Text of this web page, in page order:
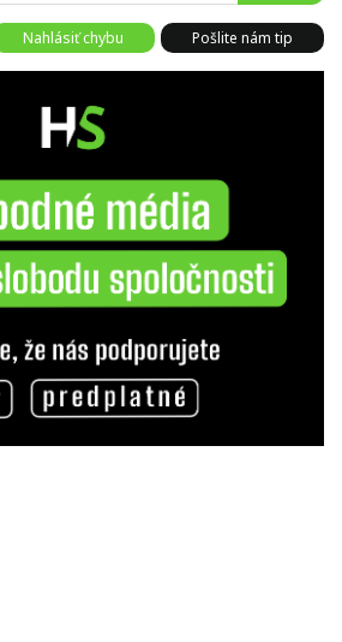
Nahlásiť chybu Pošlite nám tip